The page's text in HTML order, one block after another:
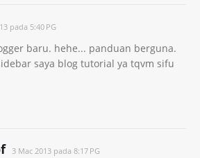
pada 5:40 PG
baru. hehe... panduan berguna.
saya blog tutorial ya tqvm sifu
3 Mac 2013 pada 8:17 PG